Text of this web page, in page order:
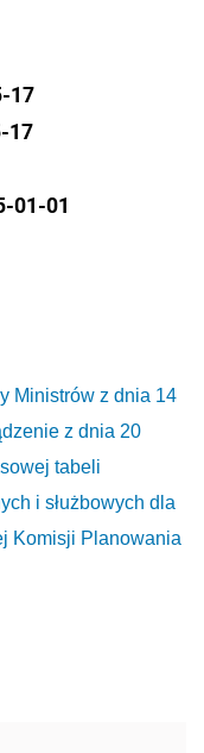
17
17
01-01
Ministrów z dnia 14
z dnia 20
tabeli
i służbowych dla
Komisji Planowania